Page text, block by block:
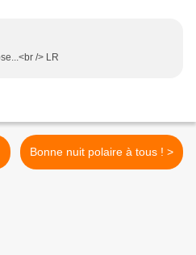
/> LR
Bonne nuit polaire à tous ! >